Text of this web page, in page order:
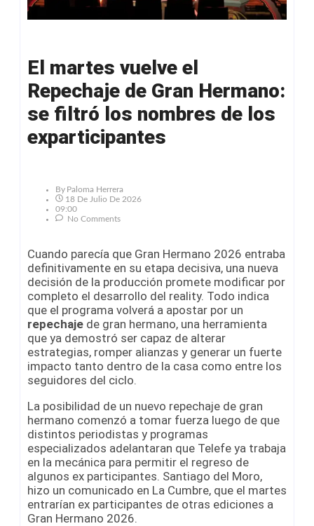
El martes vuelve el
Repechaje de Gran Hermano:
se filtró los nombres de los
exparticipantes
By Paloma Herrera
18 De Julio De 2026
09:00
No Comments
Cuando parecía que Gran Hermano 2026 entraba
definitivamente en su etapa decisiva, una nueva
decisión de la producción promete modificar por
completo el desarrollo del reality. Todo indica
que el programa volverá a apostar por un
repechaje de gran hermano, una herramienta
que ya demostró ser capaz de alterar
estrategias, romper alianzas y generar un fuerte
impacto tanto dentro de la casa como entre los
seguidores del ciclo.
La posibilidad de un nuevo repechaje de gran
hermano comenzó a tomar fuerza luego de que
distintos periodistas y programas
especializados adelantaran que Telefe ya trabaja
en la mecánica para permitir el regreso de
algunos ex participantes. Santiago del Moro,
hizo un comunicado en La Cumbre, que el martes
entrarían ex participantes de otras ediciones a
Gran Hermano 2026.